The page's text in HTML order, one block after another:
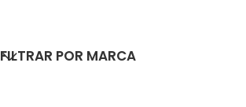
FILTRAR POR MARCA